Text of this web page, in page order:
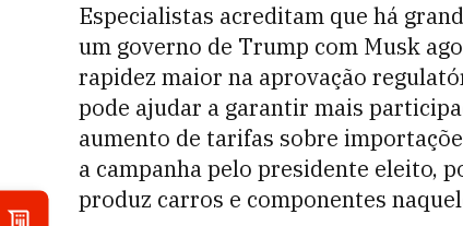
Especialistas acreditam que há
um governo de Trump com Musk
rapidez maior na aprovação
pode ajudar a garantir mais
aumento de tarifas sobre
a campanha pelo presidente eleito,
produz carros e componentes